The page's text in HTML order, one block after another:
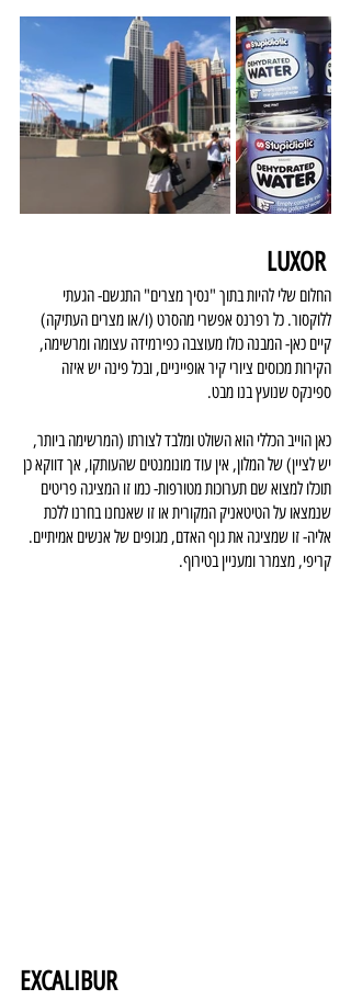
LUXOR
החלום שלי להיות בתוך "נסיך מצרים" התגשם- הגעתי
ללוקסור. כל רפרנס אפשרי מהסרט (ו/או מצרים העתיקה)
קיים כאן- המבנה כולו מעוצבה כפירמידה עצומה ומרשימה,
הקירות מכוסים ציורי קיר אופייניים, ובכל פינה יש איזה
ספינקס שנועץ בנו מבט.
כאן הוייב הכללי הוא השולט ומלבד לצורתו (המרשימה ביותר,
יש לציין) של המלון, אין עוד מונומנטים שהעותקו, אך דווקא כן
תוכלו למצוא שם תערוכות מטורפות- כמו זו המציגה פריטים
שנמצאו על הטיטאניק המקורית או זו שאנחנו בחרנו ללכת
אליה- זו שמציגה את גוף האדם, מגופים של אנשים אמיתיים.
קריפי, מצמרר ומעניין בטירוף.
EXCALIBUR